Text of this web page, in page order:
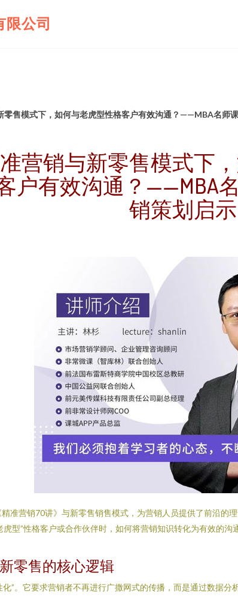
限公司
零售模式下，如何与老虎型性格客户有效沟通？——MBA名师
营销与新零售模式下
户有效沟通？——MBA
销策划启示
准营销70讲》与新零售销售模式，为营销人员提供了前沿的
型”性格客户或合作伙伴时，如何将营销知识转化为有效的
零售的核心逻辑
化”。它要求营销者不再进行广撒网式的传播，而是通过数据